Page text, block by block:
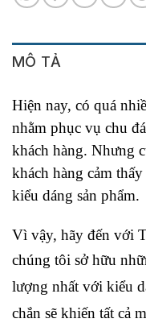
MÔ TẢ
Hiện nay, có quá
nhằm phục vụ chu
khách hàng. Nhưng
khách hàng cảm
kiểu dáng sản phẩm.
Vì vậy, hãy đến với
chúng tôi sở hữu
lượng nhất với kiểu
chắn sẽ khiến tất cả